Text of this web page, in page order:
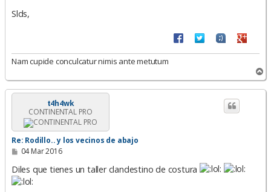
Slds,
Nam cupide conculcatur nimis ante metutum
r
r
t4h4wk
CONTINENTAL PRO
Re: Rodillo.. y los vecinos de abajo
M
n
s
a
04 Mar 2016
Diles que tienes un taller clandestino de costura